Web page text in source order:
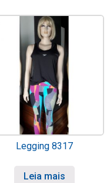
Legging 8317
Leia mais